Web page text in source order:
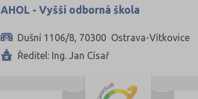
AHOL - Vyšší odborná škola
Dušní 1106/8, 70300 Ostrava-Vítkovice
Ředitel: Ing. Jan Císař